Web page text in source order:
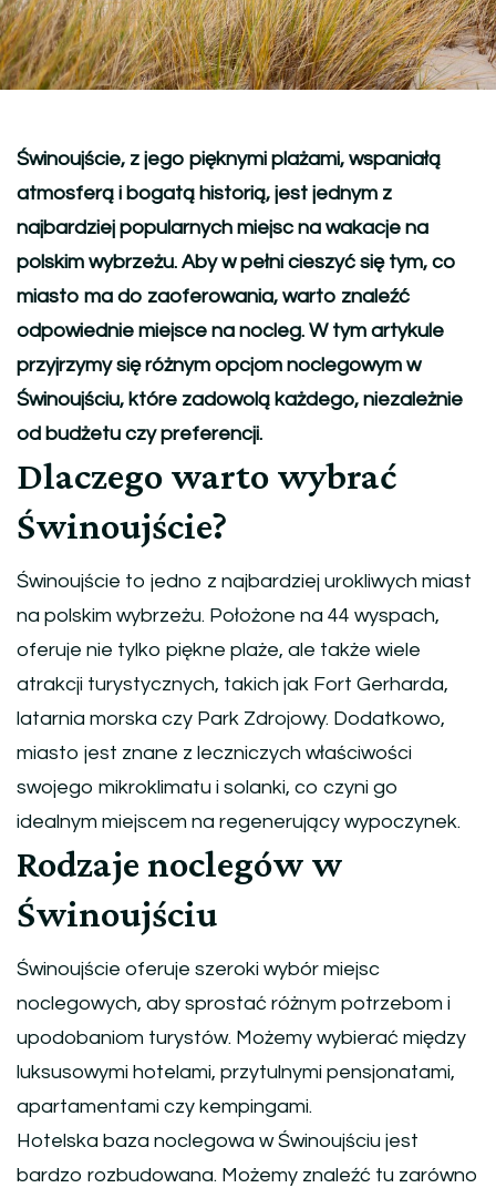
Świnoujście, z jego pięknymi plażami, wspaniałą
atmosferą i bogatą historią, jest jednym z
najbardziej popularnych miejsc na wakacje na
polskim wybrzeżu. Aby w pełni cieszyć się tym, co
miasto ma do zaoferowania, warto znaleźć
odpowiednie miejsce na nocleg. W tym artykule
przyjrzymy się różnym opcjom noclegowym w
Świnoujściu, które zadowolą każdego, niezależnie
od budżetu czy preferencji.
Dlaczego warto wybrać
Świnoujście?
Świnoujście to jedno z najbardziej urokliwych miast
na polskim wybrzeżu. Położone na 44 wyspach,
oferuje nie tylko piękne plaże, ale także wiele
atrakcji turystycznych, takich jak Fort Gerharda,
latarnia morska czy Park Zdrojowy. Dodatkowo,
miasto jest znane z leczniczych właściwości
swojego mikroklimatu i solanki, co czyni go
idealnym miejscem na regenerujący wypoczynek.
Rodzaje noclegów w
Świnoujściu
Świnoujście oferuje szeroki wybór miejsc
noclegowych, aby sprostać różnym potrzebom i
upodobaniom turystów. Możemy wybierać między
luksusowymi hotelami, przytulnymi pensjonatami,
apartamentami czy kempingami.
Hotelska baza noclegowa w Świnoujściu jest
bardzo rozbudowana. Możemy znaleźć tu zarówno